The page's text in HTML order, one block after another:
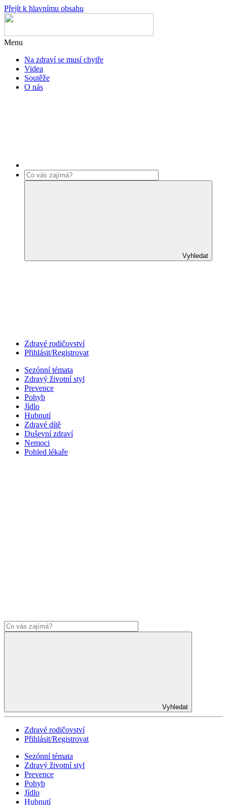
Přejít k hlavnímu obsahu
Menu
Na zdraví se musí chytře
Videa
Soutěže
O nás
Vyhledat
Zdravé rodičovství
Přihlásit/Registrovat
Sezónní témata
Zdravý životní styl
Prevence
Pohyb
Jídlo
Hubnutí
Zdravé dítě
Duševní zdraví
Nemoci
Pohled lékaře
Vyhledat
Zdravé rodičovství
Přihlásit/Registrovat
Sezónní témata
Zdravý životní styl
Prevence
Pohyb
Jídlo
Hubnutí